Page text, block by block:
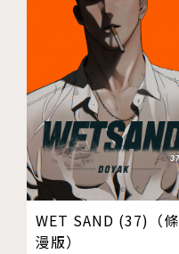
WET SAND (37)（條
漫版）